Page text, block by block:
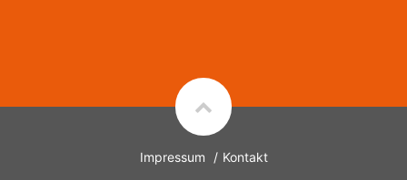
Impressum Kontakt